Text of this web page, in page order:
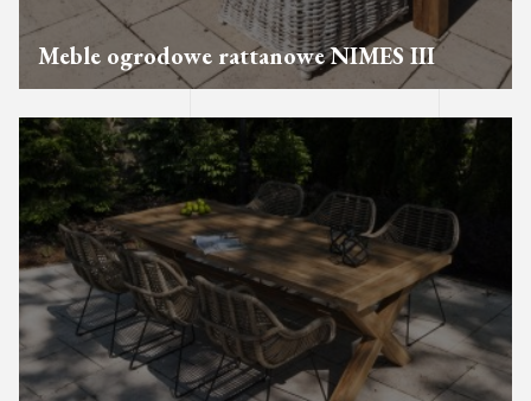
Meble ogrodowe rattanowe NIMES III